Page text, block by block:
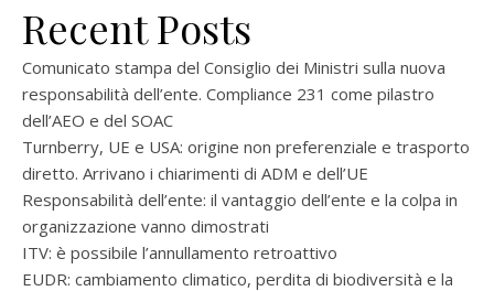
Recent Posts
Comunicato stampa del Consiglio dei Ministri sulla nuova
responsabilità dell’ente. Compliance 231 come pilastro
dell’AEO e del SOAC
Turnberry, UE e USA: origine non preferenziale e trasporto
diretto. Arrivano i chiarimenti di ADM e dell’UE
Responsabilità dell’ente: il vantaggio dell’ente e la colpa in
organizzazione vanno dimostrati
ITV: è possibile l’annullamento retroattivo
EUDR: cambiamento climatico, perdita di biodiversità e la